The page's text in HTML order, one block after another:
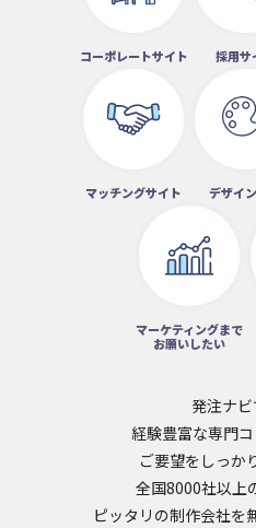
コーポレートサイト 採用サ
マッチングサイト デザイ
マーケティングまで
お願いしたい
発注ナビ
経験豊富な専門
ご要望をしっか
全国8000社以上
ピッタリの制作会社を